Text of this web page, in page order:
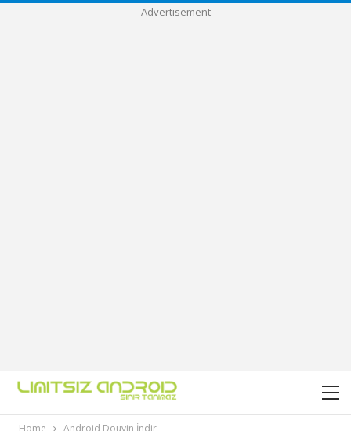
Advertisement
Home Android Douyin İndir